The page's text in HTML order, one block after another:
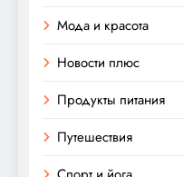
Мода и красота
Новости плюс
Продукты питания
Путешествия